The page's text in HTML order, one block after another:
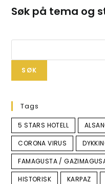
Søk på tema og
SØK
Tags
5 STARS HOTELL
CORONA VIRUS
FAMAGUSTA /
HISTORISK KARPAZ